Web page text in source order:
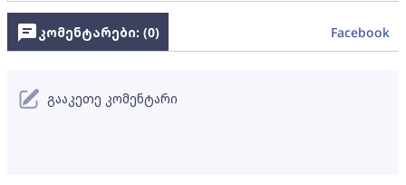
კომენტარები: (0) Facebook
გააკეთე კომენტარი